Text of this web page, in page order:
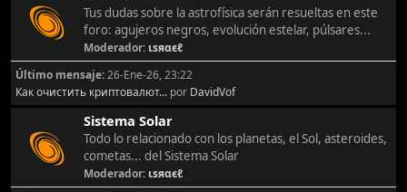
Tus dudas sobre la astrofísica serán resueltas en este
foro: agujeros negros, evolución estelar, púlsares...
Moderador: ιѕяαєℓ
Último mensaje:26-Ene-26, 23:22
Как очистить криптовалют... por DavidVof
Sistema Solar
Todo lo relacionado con los planetas, el Sol, asteroides,
cometas... del Sistema Solar
Moderador: ιѕяαєℓ